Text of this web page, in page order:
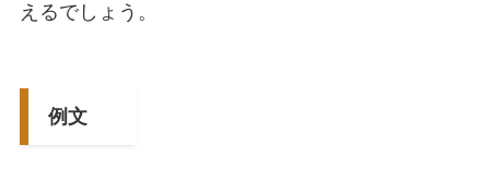
えるでしょう。
例文